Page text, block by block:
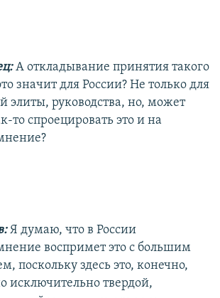
А откладывание принятия такого
значит для России? Не только для
элиты, руководства, но, может
то спроецировать это и на
Я думаю, что в России
воспримет это с большим
поскольку здесь это, конечно,
исключительно твердой,